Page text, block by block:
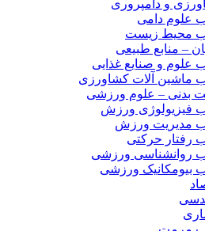
و دامپروری
علوم دامی
محیط زیست
– منابع طبیعی
علوم و صنایع غذایی
ماشین آلات کشاورزی
بدنی – علوم ورزشی
فیزیولوژی ورزش
مدیریت ورزش
رفتار حرکتی
روانشناسی ورزشی
بیومکانیک ورزشی